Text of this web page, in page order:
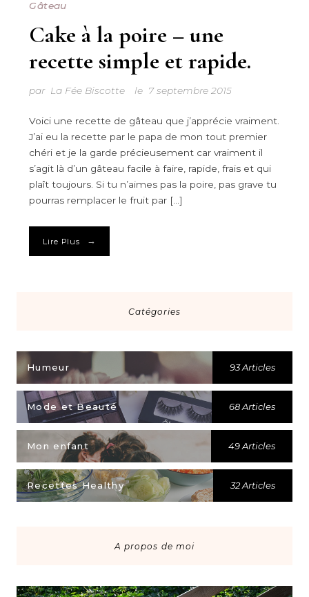
Gâteau
Cake à la poire – une
recette simple et rapide.
par La Fée Biscotte le 7 septembre 2015
Voici une recette de gâteau que j’apprécie vraiment.
J’ai eu la recette par le papa de mon tout premier
chéri et je la garde précieusement car vraiment il
s’agit là d’un gâteau facile à faire, rapide, frais et qui
plaît toujours. Si tu n’aimes pas la poire, pas grave tu
pourras remplacer le fruit par […]
Lire Plus →
Catégories
Humeur 93 Articles
Mode et Beauté 68 Articles
Mon enfant 49 Articles
Recettes Healthy 32 Articles
A propos de moi